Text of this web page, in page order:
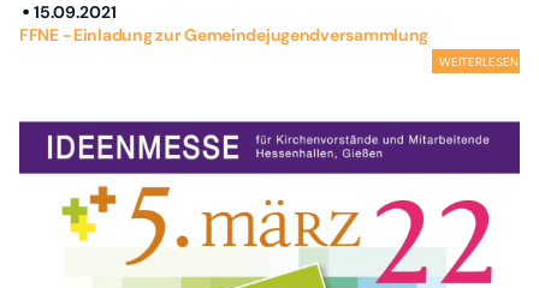
15.09.2021
FFNE - Einladung zur Gemeindejugendversammlung
WEITERLESEN